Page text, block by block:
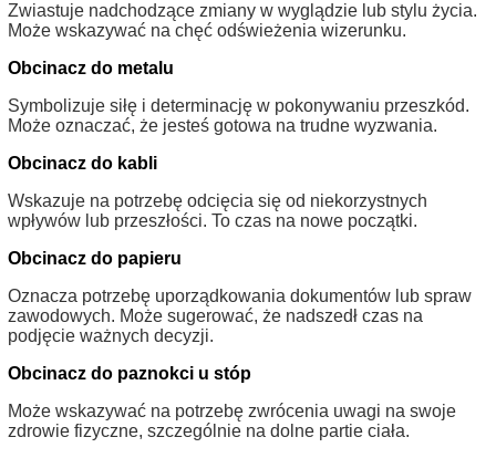
Zwiastuje nadchodzące zmiany w wyglądzie lub stylu życia.
Może wskazywać na chęć odświeżenia wizerunku.
Obcinacz do metalu
Symbolizuje siłę i determinację w pokonywaniu przeszkód.
Może oznaczać, że jesteś gotowa na trudne wyzwania.
Obcinacz do kabli
Wskazuje na potrzebę odcięcia się od niekorzystnych
wpływów lub przeszłości. To czas na nowe początki.
Obcinacz do papieru
Oznacza potrzebę uporządkowania dokumentów lub spraw
zawodowych. Może sugerować, że nadszedł czas na
podjęcie ważnych decyzji.
Obcinacz do paznokci u stóp
Może wskazywać na potrzebę zwrócenia uwagi na swoje
zdrowie fizyczne, szczególnie na dolne partie ciała.